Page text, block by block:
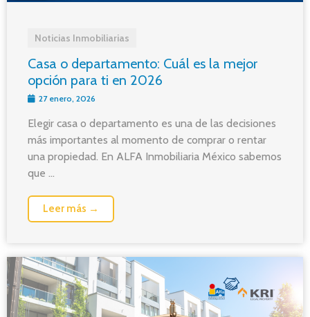
Noticias Inmobiliarias
Casa o departamento: Cuál es la mejor
opción para ti en 2026
27 enero, 2026
Elegir casa o departamento es una de las decisiones
más importantes al momento de comprar o rentar
una propiedad. En ALFA Inmobiliaria México sabemos
que ...
Leer más →